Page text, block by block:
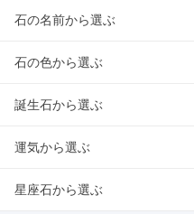
石の名前から選ぶ
石の色から選ぶ
誕生石から選ぶ
運気から選ぶ
星座石から選ぶ